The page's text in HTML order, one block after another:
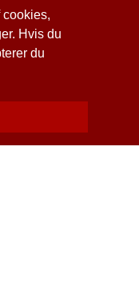
cookies,
Hvis du
du